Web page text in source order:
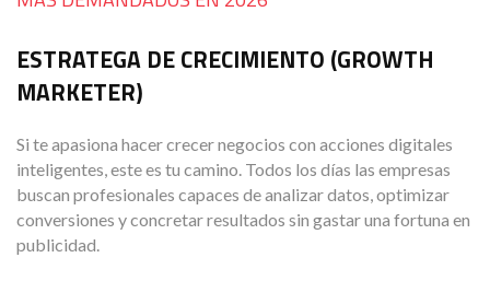
ESTRATEGA DE CRECIMIENTO (GROWTH
MARKETER)
Si te apasiona hacer crecer negocios con acciones digitales
inteligentes, este es tu camino. Todos los días las empresas
buscan profesionales capaces de analizar datos, optimizar
conversiones y concretar resultados sin gastar una fortuna en
publicidad.